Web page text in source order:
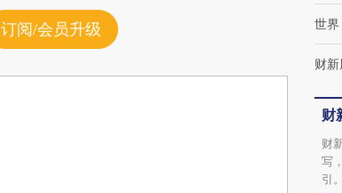
订阅/会员升级 世界
财
财
财
写
引。